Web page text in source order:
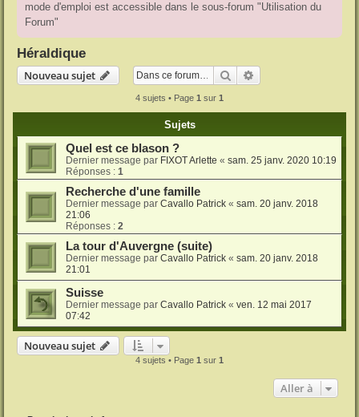
mode d'emploi est accessible dans le sous-forum "Utilisation du
Forum"
Héraldique
Nouveau sujet
Rechercher
4 sujets • Page 1 sur 1
Sujets
Quel est ce blason ?
Dernier message par FIXOT Arlette « sam. 25 janv. 2020 10:19
Réponses : 1
Recherche d'une famille
Dernier message par Cavallo Patrick « sam. 20 janv. 2018
21:06
Réponses : 2
La tour d'Auvergne (suite)
Dernier message par Cavallo Patrick « sam. 20 janv. 2018
21:01
Suisse
Dernier message par Cavallo Patrick « ven. 12 mai 2017
07:42
Nouveau sujet
4 sujets • Page 1 sur 1
Aller à